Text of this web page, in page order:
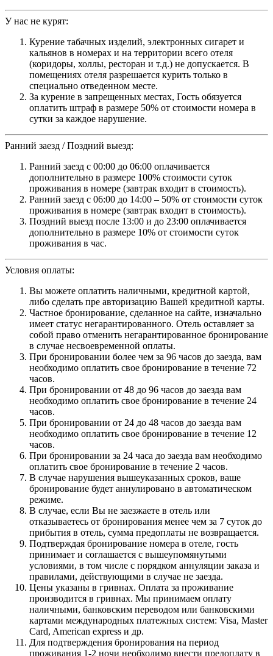
У нас не курят:
Курение табачных изделий, электронных сигарет и
кальянов в номерах и на территории всего отеля
(коридоры, холлы, ресторан и т.д.) не допускается. В
помещениях отеля разрешается курить только в
специально отведенном месте.
За курение в запрещенных местах, Гость обязуется
оплатить штраф в размере 50% от стоимости номера в
сутки за каждое нарушение.
Ранний заезд / Поздний выезд:
Ранний заезд с 00:00 до 06:00 оплачивается
дополнительно в размере 100% стоимости суток
проживания в номере (завтрак входит в стоимость).
Ранний заезд с 06:00 до 14:00 – 50% от стоимости суток
проживания в номере (завтрак входит в стоимость).
Поздний выезд после 13:00 и до 23:00 оплачивается
дополнительно в размере 10% от стоимости суток
проживания в час.
Условия оплаты:
Вы можете оплатить наличными, кредитной картой,
либо сделать пре авторизацию Вашей кредитной карты.
Частное бронирование, сделанное на сайте, изначально
имеет статус негарантированного. Отель оставляет за
собой право отменить негарантированное бронирование
в случае несвоевременной оплаты.
При бронировании более чем за 96 часов до заезда, вам
необходимо оплатить свое бронирование в течение 72
часов.
При бронировании от 48 до 96 часов до заезда вам
необходимо оплатить свое бронирование в течение 24
часов.
При бронировании от 24 до 48 часов до заезда вам
необходимо оплатить свое бронирование в течение 12
часов.
При бронировании за 24 часа до заезда вам необходимо
оплатить свое бронирование в течение 2 часов.
В случае нарушения вышеуказанных сроков, ваше
бронирование будет аннулировано в автоматическом
режиме.
В случае, если Вы не заезжаете в отель или
отказываетесь от бронирования менее чем за 7 суток до
прибытия в отель, сумма предоплаты не возвращается.
Подтверждая бронирование номера в отеле, гость
принимает и соглашается с вышеупомянутыми
условиями, в том числе с порядком аннуляции заказа и
правилами, действующими в случае не заезда.
Цены указаны в гривнах. Оплата за проживание
производится в гривнах. Мы принимаем оплату
наличными, банковским переводом или банковскими
картами международных платежных систем: Visa, Master
Card, American express и др.
Для подтверждения бронирования на период
проживания 1-2 ночи необходимо внести предоплату в